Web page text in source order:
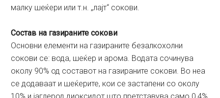
малку шеќери или т.н. „лајт“ сокови.
Состав на газираните сокови
Основни елементи на газираните безалкохолни
сокови се: вода, шеќер и арома. Водата сочинува
околу 90% од составот на газираните сокови. Во неа
се додаваат и шеќерите, кои се застапени со околу